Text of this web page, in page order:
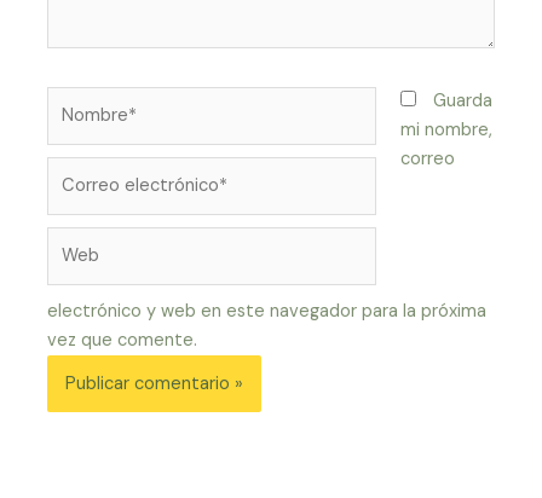
Guarda
mi nombre,
correo
electrónico y web en este navegador para la próxima
vez que comente.